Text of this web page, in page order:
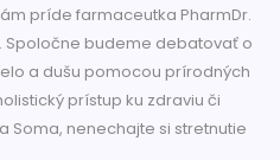
príde farmaceutka PharmDr.
Spoločne budeme debatovať o
a dušu pomocou prírodných
prístup ku zdraviu či
nenechajte si stretnutie